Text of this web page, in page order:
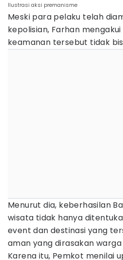
Ilustrasi aksi premanisme
Meski para pelaku telah
kepolisian, Farhan
keamanan tersebut tidak
Menurut dia, keberhasilan
wisata tidak hanya
event dan destinasi yang
aman yang dirasakan
Karena itu, Pemkot menilai